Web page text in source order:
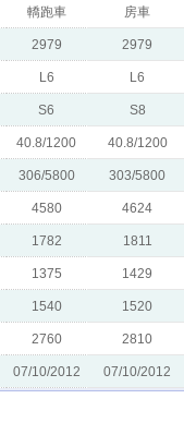
轎跑車 房車
2979 2979
L6 L6
S6 S8
40.8/1200 40.8/1200
306/5800 303/5800
4580 4624
1782 1811
1375 1429
1540 1520
2760 2810
07/10/2012 07/10/2012